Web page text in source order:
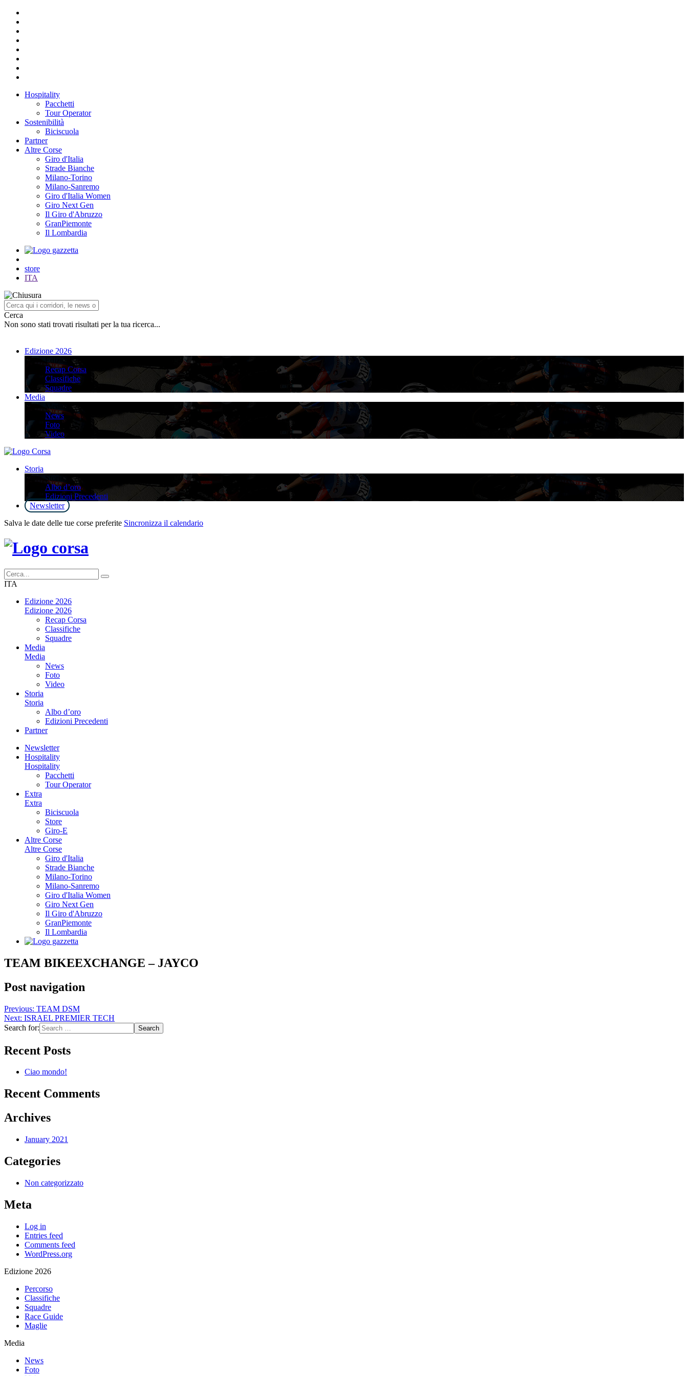
Hospitality
Pacchetti
Tour Operator
Sostenibilità
Biciscuola
Partner
Altre Corse
Giro d'Italia
Strade Bianche
Milano-Torino
Milano-Sanremo
Giro d'Italia Women
Giro Next Gen
Il Giro d'Abruzzo
GranPiemonte
Il Lombardia
store
ITA
Cerca
Non sono stati trovati risultati per la tua ricerca...
Edizione 2026
Edizione 2026
Recap Corsa
Classifiche
Squadre
Media
Media
News
Foto
Video
Storia
Storia
Albo d’oro
Edizioni Precedenti
Newsletter
Salva le date delle tue corse preferite Sincronizza il calendario
ITA
Edizione 2026
Edizione 2026
Recap Corsa
Classifiche
Squadre
Media
Media
News
Foto
Video
Storia
Storia
Albo d’oro
Edizioni Precedenti
Partner
Newsletter
Hospitality
Hospitality
Pacchetti
Tour Operator
Extra
Extra
Biciscuola
Store
Giro-E
Altre Corse
Altre Corse
Giro d'Italia
Strade Bianche
Milano-Torino
Milano-Sanremo
Giro d'Italia Women
Giro Next Gen
Il Giro d'Abruzzo
GranPiemonte
Il Lombardia
TEAM BIKEEXCHANGE – JAYCO
Post navigation
Previous: TEAM DSM
Next: ISRAEL PREMIER TECH
Search for:
Recent Posts
Ciao mondo!
Recent Comments
Archives
January 2021
Categories
Non categorizzato
Meta
Log in
Entries feed
Comments feed
WordPress.org
Edizione 2026
Percorso
Classifiche
Squadre
Race Guide
Maglie
Media
News
Foto